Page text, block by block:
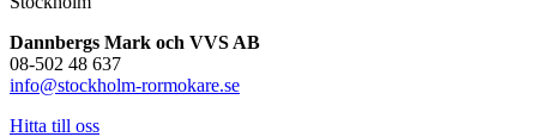
Dannbergs Mark och VVS AB
08-502 48 637
info@stockholm-rormokare.se
Hitta till oss